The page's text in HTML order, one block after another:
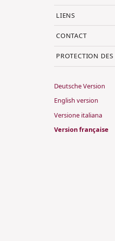
LIENS
CONTACT
PROTECTION
Deutsche Version
English version
Versione italiana
Version française